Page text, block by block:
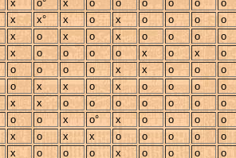
x o° x o o o o o o
x x° x o x o o o o
x o x o x o o o o
x o o o o x o x o
o o o o x x o o o
o x x o x o o o o
x x o o o o o o o
o o x o° x o o o o
x o x x o o o o o
x o o o x o o o o